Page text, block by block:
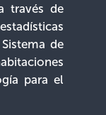
través de
de
para el